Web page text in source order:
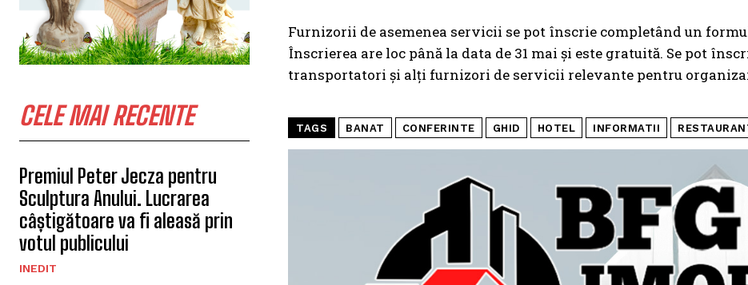
CELE MAI RECENTE
Premiul Peter Jecza pentru
Sculptura Anului. Lucrarea
câștigătoare va fi aleasă prin
votul publicului
INEDIT
Furnizorii de asemenea servicii se pot înscrie completând un
Înscrierea are loc până la data de 31 mai și este gratuită. Se pot
transportatori și alți furnizori de servicii relevante pentru
TAGS BANAT CONFERINTE GHID HOTEL INFORMATII